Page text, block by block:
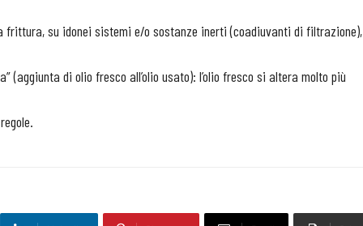
frittura, su idonei sistemi e/o sostanze inerti (coadiuvanti di filtrazione),
(aggiunta di olio fresco all’olio usato): l’olio fresco si altera molto più